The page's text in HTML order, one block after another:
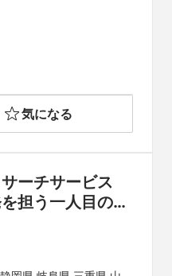
気になる
ーチサービス
担う一人目のエ